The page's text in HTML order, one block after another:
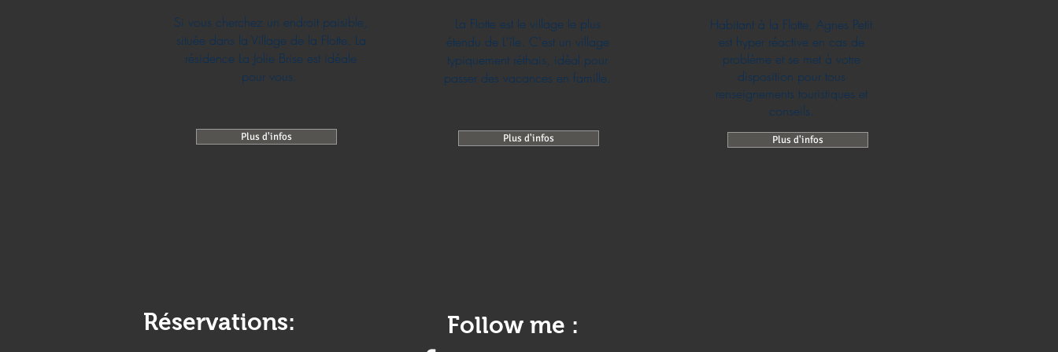
Si vous cherchez un endroit paisible,
située dans la Village de la Flotte. La
résidence La Jolie Brise est idéale
pour vous.
Plus d'infos
La Flotte est le village le plus
étendu de L'île. C'est un village
typiquement réthais, idéal pour
passer des vacances en famille.
Plus d'infos
Habitant à la Flotte, Agnes Petit
est hyper réactive en cas de
problème et se met à votre
disposition pour tous
renseignements touristiques et
conseils.
Plus d'infos
Réservations: Follow me :